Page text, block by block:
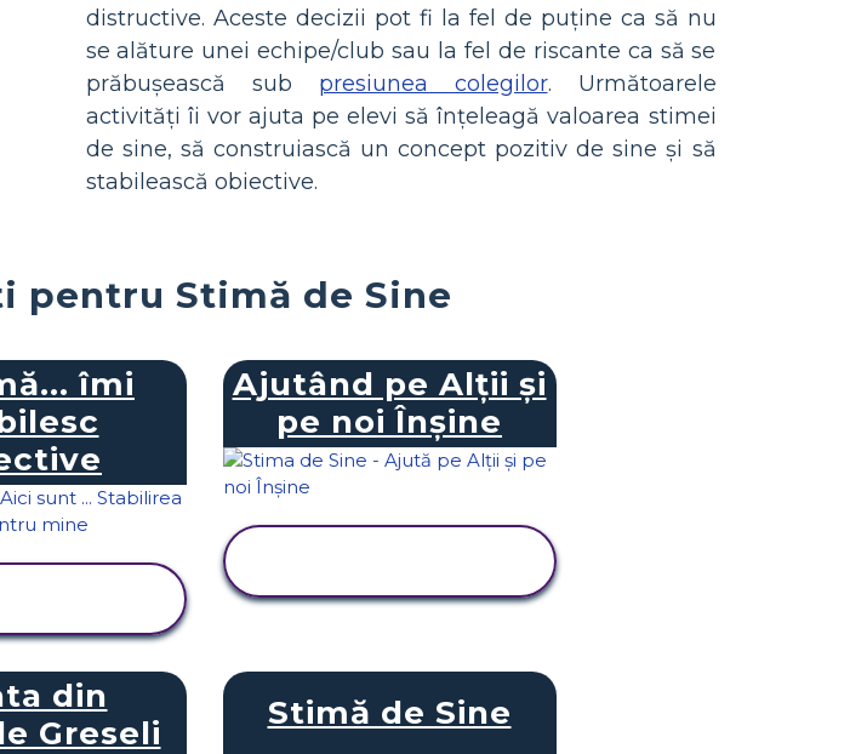
distructive. Aceste decizii pot fi la fel de puține ca să nu
se alăture unei echipe/club sau la fel de riscante ca să se
prăbușească sub presiunea colegilor. Următoarele
activități îi vor ajuta pe elevi să înțeleagă valoarea stimei
de sine, să construiască un concept pozitiv de sine și să
stabilească obiective.
Stimă de Sine
îmi
Ajutând pe Alții și
pe noi Înșine
din
Greseli
Stimă de Sine